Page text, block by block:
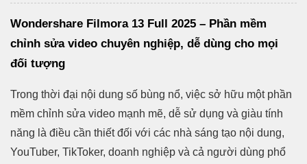
Wondershare Filmora 13 Full 2025 – Phần mềm
chỉnh sửa video chuyên nghiệp, dễ dùng cho mọi
đối tượng
Trong thời đại nội dung số bùng nổ, việc sở hữu một phần
mềm chỉnh sửa video mạnh mẽ, dễ sử dụng và giàu tính
năng là điều cần thiết đối với các nhà sáng tạo nội dung,
YouTuber, TikToker, doanh nghiệp và cả người dùng phổ